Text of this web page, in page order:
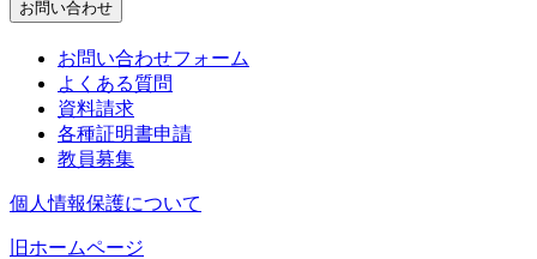
お問い合わせ
お問い合わせフォーム
よくある質問
資料請求
各種証明書申請
教員募集
個人情報保護について
旧ホームページ